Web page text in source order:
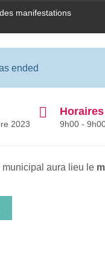
manifestations
ended
2023
Horaires
9h00 -
municipal aura lieu le